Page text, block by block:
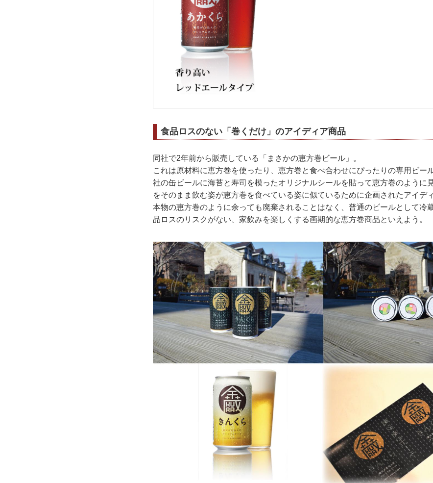
食品ロスのない「巻くだけ」のアイディア商品
同社で2年前から販売している「まさかの恵方巻ビール」。
これは原材料に恵方巻を使ったり、恵方巻と食べ合わせにぴったりの専用ビー
社の缶ビールに海苔と寿司を模ったオリジナルシールを貼って恵方巻のように
をそのまま飲む姿が恵方巻を食べている姿に似ているために企画されたアイデ
本物の恵方巻のように余っても廃棄されることはなく、普通のビールとして冷
品ロスのリスクがない、家飲みを楽しくする画期的な恵方巻商品といえよう。